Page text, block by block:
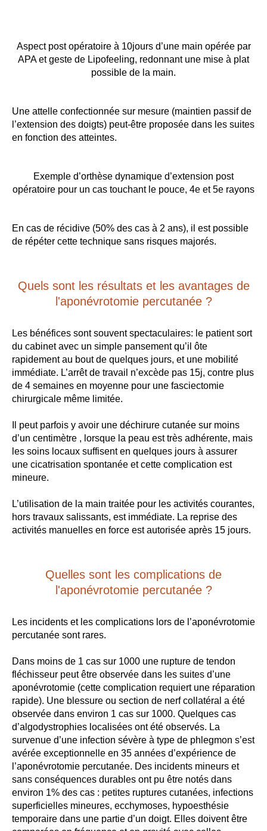
Aspect post opératoire à 10jours d’une main opérée par
APA et geste de Lipofeeling, redonnant une mise à plat
possible de la main.
Une attelle confectionnée sur mesure (maintien passif de
l’extension des doigts) peut-être proposée dans les suites
en fonction des atteintes.
Exemple d’orthèse dynamique d’extension post
opératoire pour un cas touchant le pouce, 4e et 5e rayons
En cas de récidive (50% des cas à 2 ans), il est possible
de répéter cette technique sans risques majorés.
Quels sont les résultats et les avantages de
l'aponévrotomie percutanée ?
Les bénéfices sont souvent spectaculaires: le patient sort
du cabinet avec un simple pansement qu’il ôte
rapidement au bout de quelques jours, et une mobilité
immédiate. L’arrêt de travail n’excède pas 15j, contre plus
de 4 semaines en moyenne pour une fasciectomie
chirurgicale même limitée.
Il peut parfois y avoir une déchirure cutanée sur moins
d’un centimètre , lorsque la peau est très adhérente, mais
les soins locaux suffisent en quelques jours à assurer
une cicatrisation spontanée et cette complication est
mineure.
L’utilisation de la main traitée pour les activités courantes,
hors travaux salissants, est immédiate. La reprise des
activités manuelles en force est autorisée après 15 jours.
Quelles sont les complications de
l'aponévrotomie percutanée ?
Les incidents et les complications lors de l’aponévrotomie
percutanée sont rares.
Dans moins de 1 cas sur 1000 une rupture de tendon
fléchisseur peut être observée dans les suites d’une
aponévrotomie (cette complication requiert une réparation
rapide). Une blessure ou section de nerf collatéral a été
observée dans environ 1 cas sur 1000. Quelques cas
d’algodystrophies localisées ont été observés. La
survenue d’une infection sévère à type de phlegmon s’est
avérée exceptionnelle en 35 années d’expérience de
l’aponévrotomie percutanée. Des incidents mineurs et
sans conséquences durables ont pu être notés dans
environ 1% des cas : petites ruptures cutanées, infections
superficielles mineures, ecchymoses, hypoesthésie
temporaire dans une partie d’un doigt. Elles doivent être